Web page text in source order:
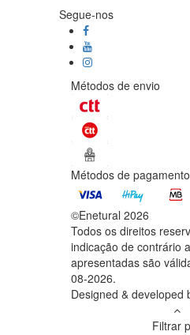
Segue-nos
Métodos de envio
Métodos de pagamento
©Enetural 2026
Todos os direitos
indicação de contrário
apresentadas são
08-2026.
Designed & developed
Filtrar